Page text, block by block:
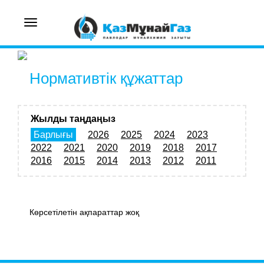
Toggle
Нормативтік құжаттар
Жылды таңдаңыз
Барлығы
2026 2025 2024
2023
2022
2021 2020 2019 2018
2017
2016
2015 2014 2013 2012 2011
Көрсетілетін ақпараттар жоқ